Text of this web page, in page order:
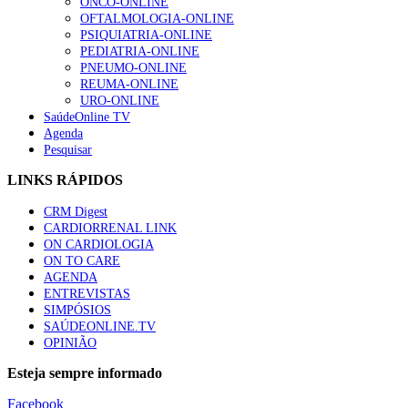
“Os programas de rastreio do cancro do pulmão são
custo-efetivos e representam um investimento
sustentável para os sistemas de saúde”
66 visualizações
Trodelvy aprovado para primeira linha no cancro da
mama triplo negativo metastático em doentes não
elegíveis para inibidores PD-(L)1
Especialistas defendem mais potássio na alimentação
para ajudar a controlar a hipertensão
57 visualizações
OFTALMOLOGIA-ONLINE
PSIQUIATRIA-ONLINE
PEDIATRIA-ONLINE
PNEUMO-ONLINE
REUMA-ONLINE
URO-ONLINE
SaúdeOnline TV
Agenda
Pesquisar
LINKS RÁPIDOS
CRM Digest
CARDIORRENAL LINK
ON CARDIOLOGIA
ON TO CARE
AGENDA
ENTREVISTAS
SIMPÓSIOS
SAÚDEONLINE.TV
OPINIÃO
Esteja sempre informado
Facebook